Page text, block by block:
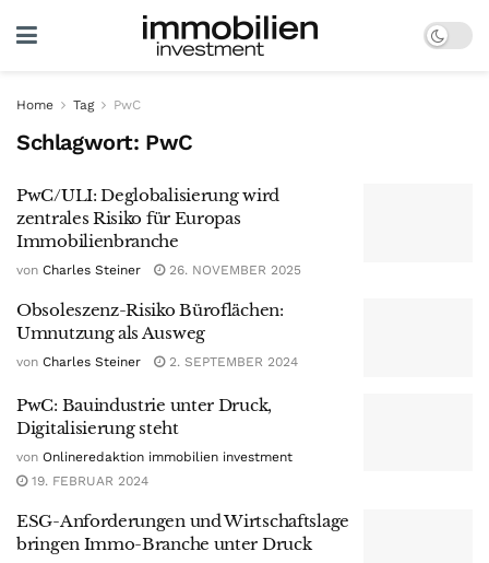
Home Tag PwC
Schlagwort: PwC
PwC/ULI: Deglobalisierung wird
zentrales Risiko für Europas
Immobilienbranche
von Charles Steiner 26. NOVEMBER 2025
Obsoleszenz-Risiko Büroflächen:
Umnutzung als Ausweg
von Charles Steiner 2. SEPTEMBER 2024
PwC: Bauindustrie unter Druck,
Digitalisierung steht
von Onlineredaktion immobilien investment
19. FEBRUAR 2024
ESG-Anforderungen und Wirtschaftslage
bringen Immo-Branche unter Druck